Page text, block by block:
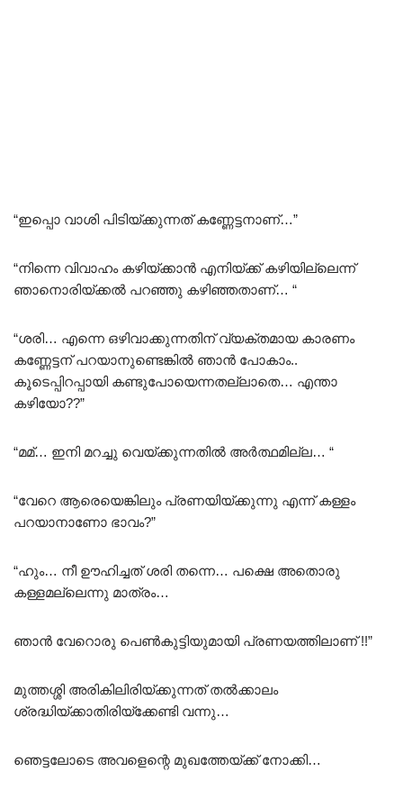
“ഇപ്പൊ വാശി പിടിയ്ക്കുന്നത് കണ്ണേട്ടനാണ്…”
“നിന്നെ വിവാഹം കഴിയ്ക്കാൻ എനിയ്ക്ക് കഴിയില്ലെന്ന്
ഞാനൊരിയ്ക്കൽ പറഞ്ഞു കഴിഞ്ഞതാണ്… “
“ശരി… എന്നെ ഒഴിവാക്കുന്നതിന് വ്യക്തമായ കാരണം
കണ്ണേട്ടന് പറയാനുണ്ടെങ്കിൽ ഞാൻ പോകാം..
കൂടെപ്പിറപ്പായി കണ്ടുപോയെന്നതല്ലാതെ… എന്താ
കഴിയോ??”
“മമ്… ഇനി മറച്ചു വെയ്ക്കുന്നതിൽ അർത്ഥമില്ല… “
“വേറെ ആരെയെങ്കിലും പ്രണയിയ്ക്കുന്നു എന്ന് കള്ളം
പറയാനാണോ ഭാവം?”
“ഹും… നീ ഊഹിച്ചത് ശരി തന്നെ… പക്ഷെ അതൊരു
കള്ളമല്ലെന്നു മാത്രം…
ഞാൻ വേറൊരു പെൺകുട്ടിയുമായി പ്രണയത്തിലാണ് !!”
മുത്തശ്ശി അരികിലിരിയ്ക്കുന്നത് തൽക്കാലം
ശ്രദ്ധിയ്ക്കാതിരിയ്ക്കേണ്ടി വന്നു…
ഞെട്ടലോടെ അവളെന്റെ മുഖത്തേയ്ക്ക് നോക്കി…